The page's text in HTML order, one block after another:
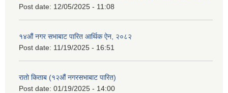
Post date: 12/05/2025 - 11:08
१४औं नगर सभाबाट पारित आर्थिक ऐन, २०८२
Post date: 11/19/2025 - 16:51
रातो किताब (१२औं नगरसभाबाट पारित)
Post date: 01/19/2025 - 14:00